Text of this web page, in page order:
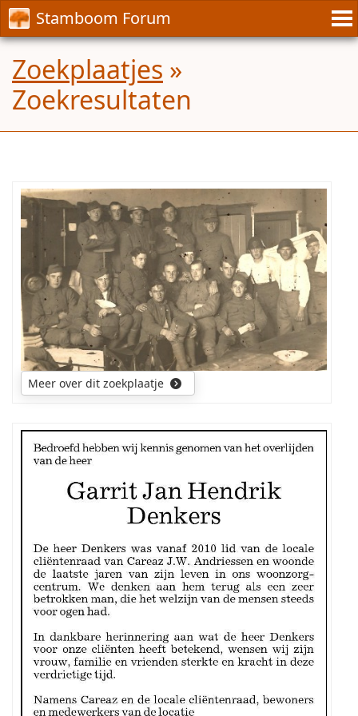
Stamboom Forum
Zoekplaatjes »
Zoekresultaten
Waar
is
genomen?
Wie
zijn
de
andere
gefotografeerden?
Meer over dit zoekplaatje
Mijn
ouders
en
voorouders
van
overledene.
Wellicht
was
getrouwd